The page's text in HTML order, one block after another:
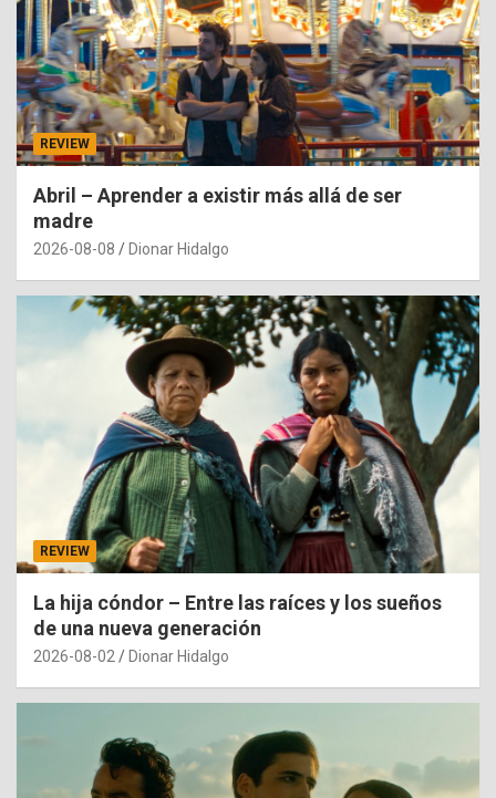
REVIEW
Abril – Aprender a existir más allá de ser
madre
2026-08-08 Dionar Hidalgo
REVIEW
La hija cóndor – Entre las raíces y los sueños
de una nueva generación
2026-08-02 Dionar Hidalgo